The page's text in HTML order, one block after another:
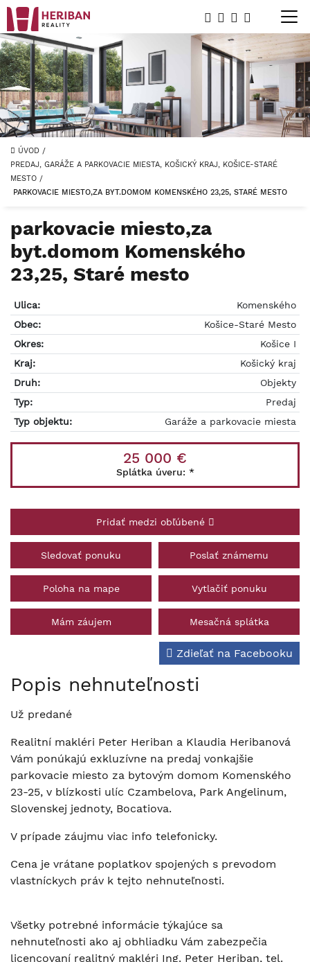
ÚVOD /
PREDAJ, GARÁŽE A PARKOVACIE MIESTA, KOŠICKÝ KRAJ, KOŠICE-STARÉ
MESTO /
PARKOVACIE MIESTO,ZA BYT.DOMOM KOMENSKÉHO 23,25, STARÉ MESTO
parkovacie miesto,za
byt.domom Komenského
23,25, Staré mesto
Ulica:
Komenského
Obec:
Košice-Staré Mesto
Okres:
Košice I
Kraj:
Košický kraj
Druh:
Objekty
Typ:
Predaj
Typ objektu:
Garáže a parkovacie miesta
25 000 €
Splátka úveru: *
Pridať medzi obľúbené
Sledovať ponuku Poslať známemu
Poloha na mape Vytlačiť ponuku
Mám záujem Mesačná splátka
Popis nehnuteľnosti
Zdieľať na Facebooku
Už predané
Realitní makléri Peter Heriban a Klaudia Heribanová
Vám ponúkajú exkluzívne na predaj vonkajšie
parkovacie miesto za bytovým domom Komenského
23-25, v blízkosti ulíc Czambelova, Park Angelinum,
Slovenskej jednoty, Bocatiova.
V prípade záujmu viac info telefonicky.
Cena je vrátane poplatkov spojených s prevodom
vlastníckych práv k tejto nehnuteľnosti.
Všetky potrebné informácie týkajúce sa
nehnuteľnosti ako aj obhliadku Vám zabezpečia
licencovaní realitný makléri Ing. Peter Heriban, tel.